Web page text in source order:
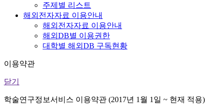
주제별 리스트
해외전자자료 이용안내
해외전자자료 이용안내
해외DB별 이용권한
대학별 해외DB 구독현황
이용약관
닫기
학술연구정보서비스 이용약관 (2017년 1월 1일 ~ 현재 적용)